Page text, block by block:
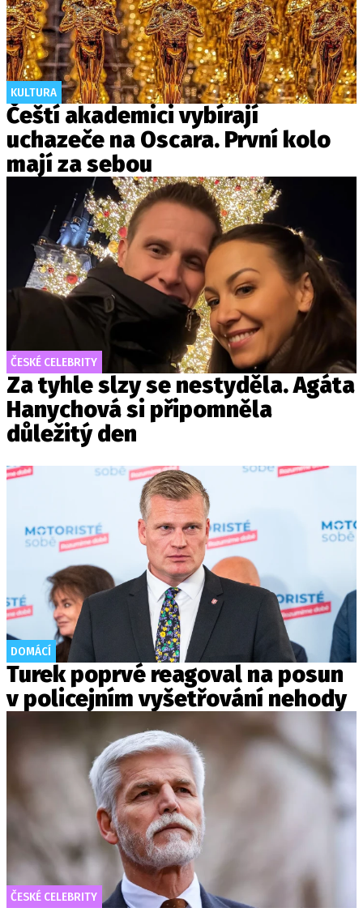
KULTURA
Čeští akademici vybírají
uchazeče na Oscara. První kolo
mají za sebou
ČESKÉ CELEBRITY
Za tyhle slzy se nestyděla. Agáta
Hanychová si připomněla
důležitý den
DOMÁCÍ
Turek poprvé reagoval na posun
v policejním vyšetřování nehody
ČESKÉ CELEBRITY